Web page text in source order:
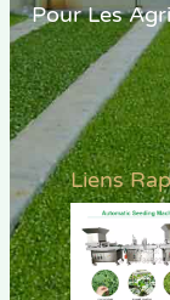
Pour Les
Liens